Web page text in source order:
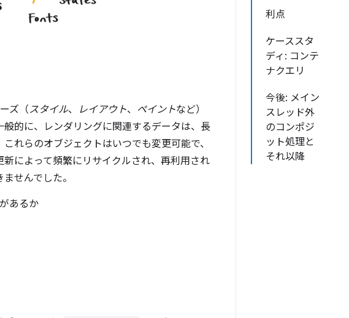
利点
ケーススタ
ディ: コンテ
ナクエリ
今後: メイン
スレッド外
のコンポジ
ット処理と
それ以降
ズ（スタイル、 レイアウト、 ペイントなど）
的に、レンダリングに関連するデータは、長
れらのオブジェクトはいつでも変更可能で、
によって頻繁にリサイクルされ、再利用され
せんでした。
あるか